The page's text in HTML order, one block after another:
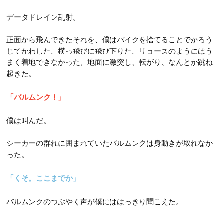
データドレイン乱射。
正面から飛んできたそれを、僕はバイクを捨てることでかろう
じてかわした。横っ飛びに飛び下りた。リョースのようにはう
まく着地できなかった。地面に激突し、転がり、なんとか跳ね
起きた。
「バルムンク！」
僕は叫んだ。
シーカーの群れに囲まれていたバルムンクは身動きが取れなか
った。
「くそ。ここまでか」
バルムンクのつぶやく声が僕にははっきり聞こえた。